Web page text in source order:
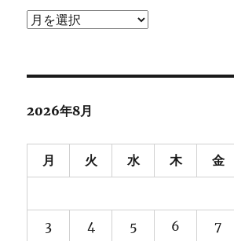
ア
ブ
2026年8月
月 火 水 木 金
3 4 5 6 7